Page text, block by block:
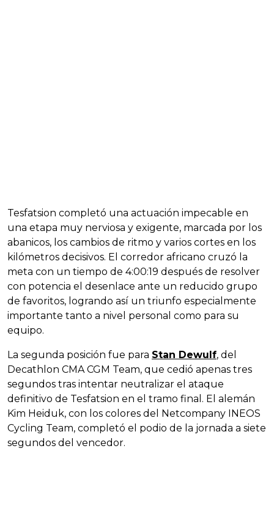
Tesfatsion completó una actuación impecable en
una etapa muy nerviosa y exigente, marcada por los
abanicos, los cambios de ritmo y varios cortes en los
kilómetros decisivos. El corredor africano cruzó la
meta con un tiempo de 4:00:19 después de resolver
con potencia el desenlace ante un reducido grupo
de favoritos, logrando así un triunfo especialmente
importante tanto a nivel personal como para su
equipo.
La segunda posición fue para Stan Dewulf, del
Decathlon CMA CGM Team, que cedió apenas tres
segundos tras intentar neutralizar el ataque
definitivo de Tesfatsion en el tramo final. El alemán
Kim Heiduk, con los colores del Netcompany INEOS
Cycling Team, completó el podio de la jornada a siete
segundos del vencedor.